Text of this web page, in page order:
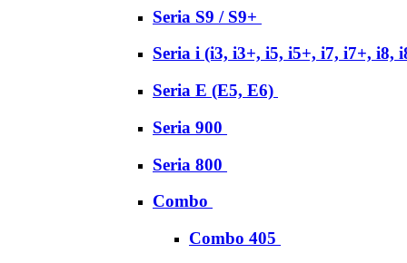
Seria S9 / S9+
Seria i (i3, i3+, i5, i5+, i7, i7+, i8,
Seria E (E5, E6)
Seria 900
Seria 800
Combo
Combo 405